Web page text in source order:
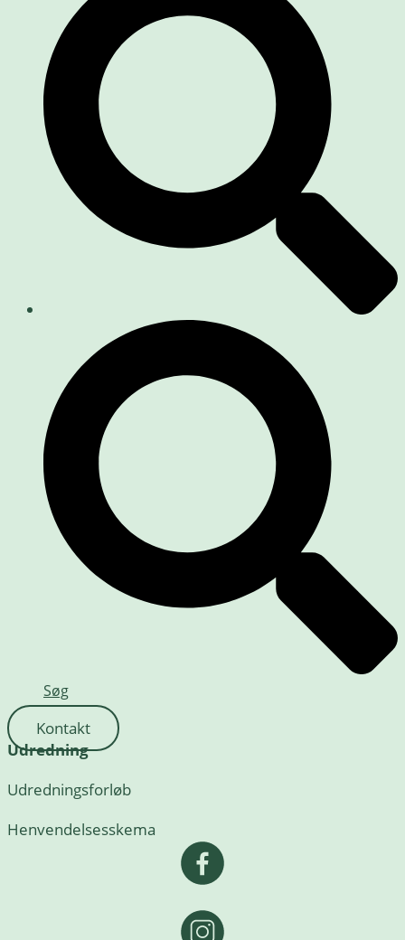
Søg
Kontakt
Udredning
Udredningsforløb
Henvendelsesskema